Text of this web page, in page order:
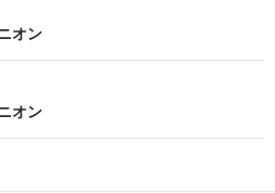
オン
オン